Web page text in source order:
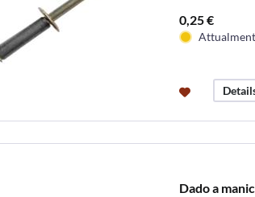
0,25 €
Dado a